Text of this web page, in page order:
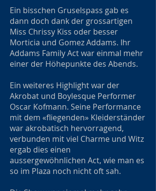
Ein bisschen Gruselspass gab es
dann doch dank der grossartigen
Miss Chrissy Kiss oder besser
Morticia und Gomez Addams. Ihr
Addams Family Act war einmal mehr
einer der Höhepunkte des Abends.
Ein weiteres Highlight war der
Akrobat und Boylesque Performer
Oscar Kofmann. Seine Performance
mit dem «fliegenden» Kleiderständer
war akrobatisch hervorragend,
verbunden mit viel Charme und Witz
ergab dies einen
aussergewöhnlichen Act, wie man es
so im Plaza noch nicht oft sah.